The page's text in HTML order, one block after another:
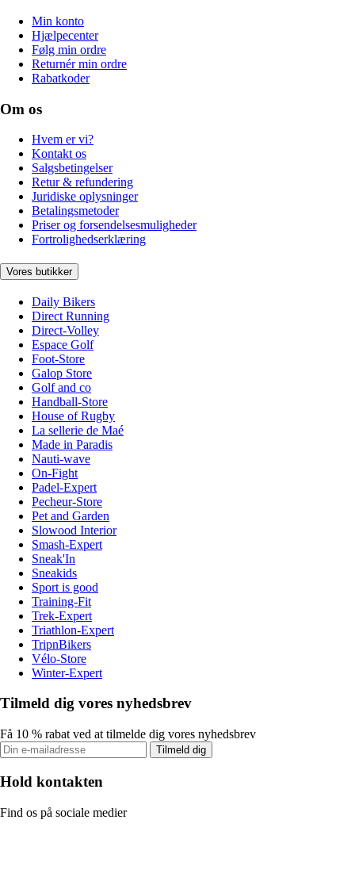
Min konto
Hjælpecenter
Følg min ordre
Returnér min ordre
Rabatkoder
Om os
Hvem er vi?
Kontakt os
Salgsbetingelser
Retur & refundering
Juridiske oplysninger
Betalingsmetoder
Priser og forsendelsesmuligheder
Fortrolighedserklæring
Vores butikker
Daily Bikers
Direct Running
Direct-Volley
Espace Golf
Foot-Store
Galop Store
Golf and co
Handball-Store
House of Rugby
La sellerie de Maé
Made in Paradis
Nauti-wave
On-Fight
Padel-Expert
Pecheur-Store
Pet and Garden
Slowood Interior
Smash-Expert
Sneak'In
Sneakids
Sport is good
Training-Fit
Trek-Expert
Triathlon-Expert
TripnBikers
Vélo-Store
Winter-Expert
Tilmeld dig vores nyhedsbrev
Få 10 % rabat ved at tilmelde dig vores nyhedsbrev
Tilmeld dig
Hold kontakten
Find os på sociale medier